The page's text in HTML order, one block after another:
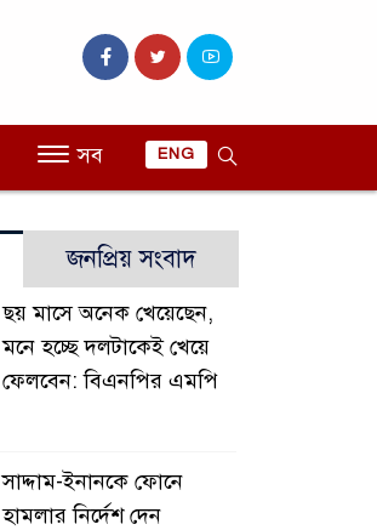
সব ENG
জনপ্রিয় সংবাদ
ছয় মাসে অনেক খেয়েছেন,
মনে হচ্ছে দলটাকেই খেয়ে
ফেলবেন: বিএনপির এমপি
সাদ্দাম-ইনানকে ফোনে
হামলার নির্দেশ দেন